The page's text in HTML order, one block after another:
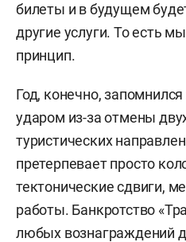
билеты и в будущем
другие услуги. То есть
принцип.
Год, конечно,
ударом из-за отмены
туристических
претерпевает просто
тектонические сдвиги,
работы. Банкротство
любых вознаграждений